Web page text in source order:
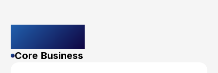
Core Business